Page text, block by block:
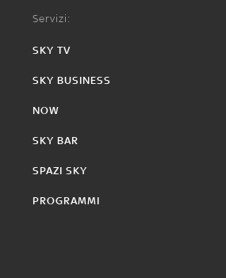
Servizi:
SKY TV
SKY BUSINESS
NOW
SKY BAR
SPAZI SKY
PROGRAMMI